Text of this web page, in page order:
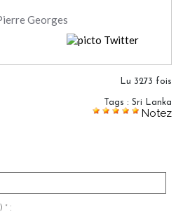
Georges
Lu 3273 fois
Tags : Sri Lanka
Notez
* :